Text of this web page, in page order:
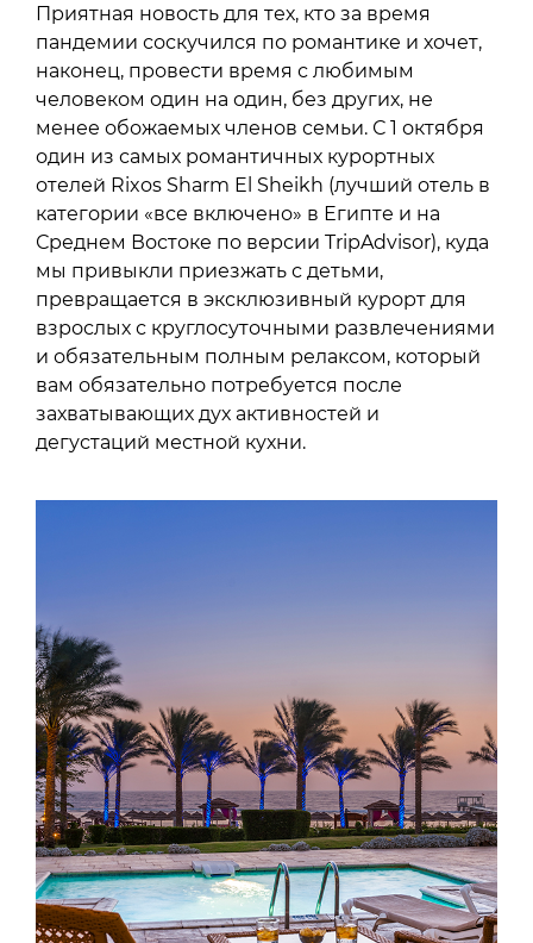
Приятная новость для тех, кто за время
пандемии соскучился по романтике и хочет,
наконец, провести время с любимым
человеком один на один, без других, не
менее обожаемых членов семьи. С 1 октября
один из самых романтичных курортных
отелей Rixos Sharm El Sheikh (лучший отель в
категории «все включено» в Египте и на
Среднем Востоке по версии TripAdvisor), куда
мы привыкли приезжать с детьми,
превращается в эксклюзивный курорт для
взрослых с круглосуточными развлечениями
и обязательным полным релаксом, который
вам обязательно потребуется после
захватывающих дух активностей и
дегустаций местной кухни.